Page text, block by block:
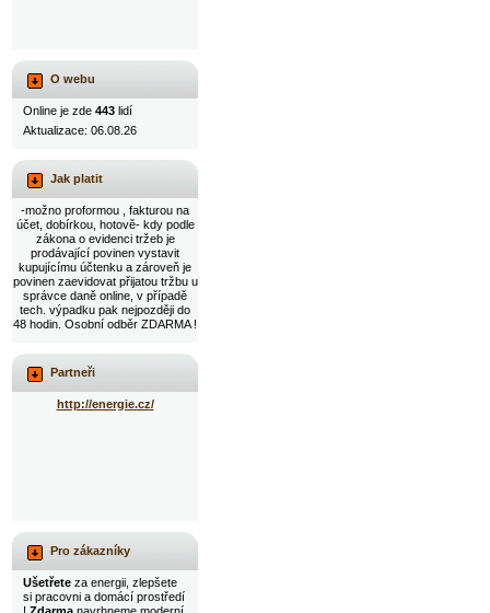
O webu
Online je zde 443 lidí
Aktualizace: 06.08.26
Jak platit
-možno proformou , fakturou na
účet, dobírkou, hotově- kdy podle
zákona o evidenci tržeb je
prodávající povinen vystavit
kupujícímu účtenku a zároveň je
povinen zaevidovat přijatou tržbu u
správce daně online, v případě
tech. výpadku pak nejpozději do
48 hodin. Osobní odběr ZDARMA !
Partneři
http://energie.cz/
Pro zákazníky
Ušetřete za energii, zlepšete
si pracovni a domácí prostředí